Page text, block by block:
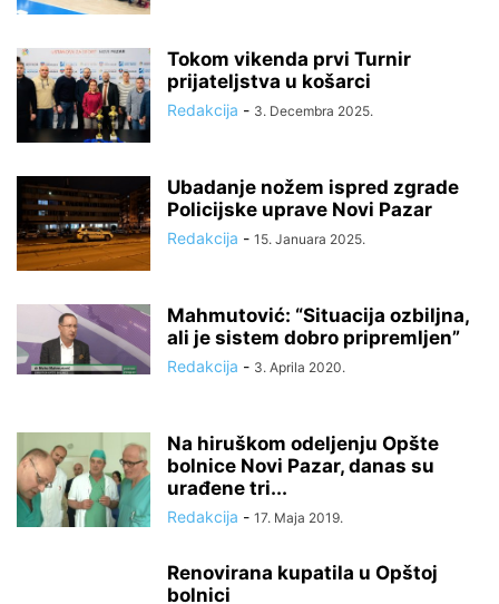
Tokom vikenda prvi Turnir
prijateljstva u košarci
Redakcija - 3. Decembra 2025.
Ubadanje nožem ispred zgrade
Policijske uprave Novi Pazar
Redakcija - 15. Januara 2025.
Mahmutović: “Situacija ozbiljna,
ali je sistem dobro pripremljen”
Redakcija - 3. Aprila 2020.
Na hiruškom odeljenju Opšte
bolnice Novi Pazar, danas su
urađene tri...
Redakcija - 17. Maja 2019.
Renovirana kupatila u Opštoj
bolnici